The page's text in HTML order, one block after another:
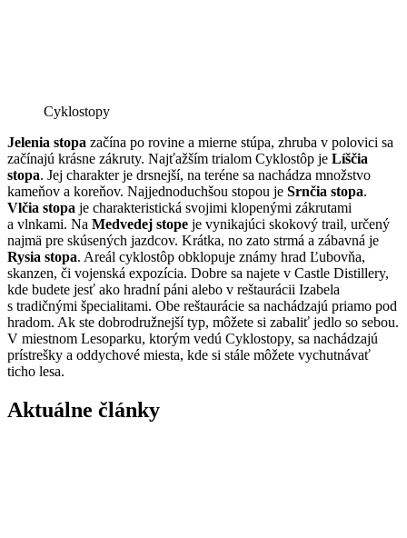
Cyklostopy
Jelenia stopa začína po rovine a mierne stúpa, zhruba v polovici sa
začínajú krásne zákruty. Najťažším trialom Cyklostôp je Líščia
stopa. Jej charakter je drsnejší, na teréne sa nachádza množstvo
kameňov a koreňov. Najjednoduchšou stopou je Srnčia stopa.
Vlčia stopa je charakteristická svojimi klopenými zákrutami
a vlnkami. Na Medvedej stope je vynikajúci skokový trail, určený
najmä pre skúsených jazdcov. Krátka, no zato strmá a zábavná je
Rysia stopa. Areál cyklostôp obklopuje známy hrad Ľubovňa,
skanzen, či vojenská expozícia. Dobre sa najete v Castle Distillery,
kde budete jesť ako hradní páni alebo v reštaurácii Izabela
s tradičnými špecialitami. Obe reštaurácie sa nachádzajú priamo pod
hradom. Ak ste dobrodružnejší typ, môžete si zabaliť jedlo so sebou.
V miestnom Lesoparku, ktorým vedú Cyklostopy, sa nachádzajú
prístrešky a oddychové miesta, kde si stále môžete vychutnávať
ticho lesa.
Aktuálne články